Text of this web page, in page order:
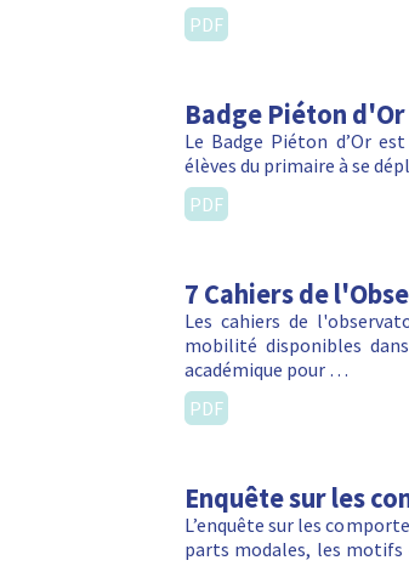
PDF
Badge Piéton d'Or
Le Badge Piéton d’Or
élèves du primaire à se
PDF
7 Cahiers de
Les cahiers de
mobilité disponibles
académique pour …
PDF
Enquête sur les
L’enquête sur les
parts modales, les motifs